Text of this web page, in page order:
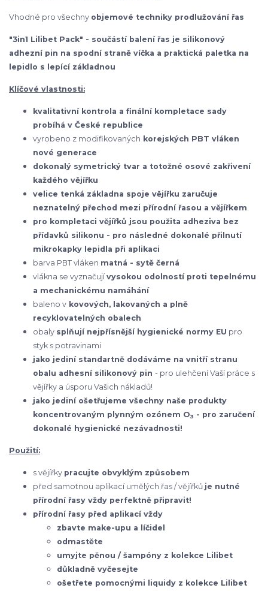
Vhodné pro všechny objemové techniky prodlužování řas
"3in1 Lilibet Pack" - součástí balení řas je silikonový
adhezní pin na spodní straně víčka a praktická paletka na
lepidlo s lepící základnou
Klíčové vlastnosti:
kvalitativní kontrola a finální kompletace sady
probíhá v České republice
vyrobeno z modifikovaných korejských PBT vláken
nové generace
dokonalý symetrický tvar a totožné osové zakřivení
každého vějířku
velice tenká základna spoje vějířku zaručuje
neznatelný přechod mezi přírodní řasou a vějířkem
pro kompletaci vějířků jsou použita adheziva bez
přídavků silikonu - pro následné dokonalé přilnutí
mikrokapky lepidla při aplikaci
barva PBT vláken matná - sytě černá
vlákna se vyznačujívysokou odolností proti tepelnému
a mechanickému namáhání
baleno v kovových, lakovaných a plně
recyklovatelných obalech
obaly splňují nejpřísnější hygienické normy EU pro
styk s potravinami
jako jediní standartně dodáváme na vnitří stranu
obalu adhesní silikonový pin - pro ulehčení Vaší práce s
vějířky a úsporu Vašich nákladů!
jako jediní ošetřujeme všechny naše produkty
koncentrovaným plynným ozónem O3 - pro zaručení
dokonalé hygienické nezávadnosti!
Použití:
s vějířky pracujte obvyklým způsobem
před samotnou aplikací umělých řas / vějířků je nutné
přírodní řasy vždy perfektně připravit!
přírodní řasy před aplikací vždy
zbavte make-upu a líčidel
odmastěte
umyjte pěnou / šampóny z kolekce Lilibet
důkladně vyčesejte
ošetřete pomocnými liquidy z kolekce Lilibet